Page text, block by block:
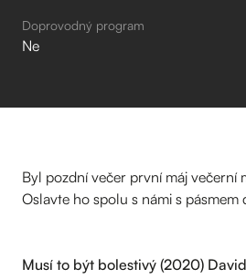
Doprovodný program
Ne
Byl pozdní večer první máj večerní
Oslavte ho spolu s námi s pásmem
Musí to být bolestivý (2020)